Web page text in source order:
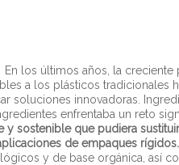
En los últimos años, la
a los plásticos tradicionales
soluciones innovadoras.
enfrentaba un reto
y sostenible que pudiera
de empaques rígidos.
y de base orgánica, así